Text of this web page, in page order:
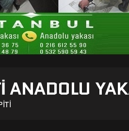
ANADOLU